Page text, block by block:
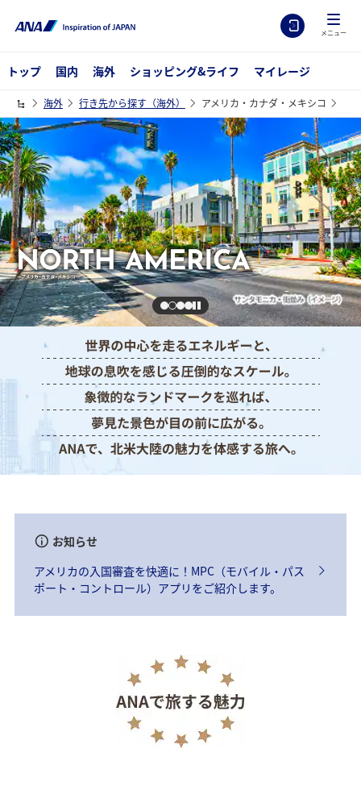
メニュー
トップ 国内 海外 ショッピング&ライフ マイレージ
海外 行き先から探す（海外） アメリカ・カナダ・メキシコ
お知らせ
アメリカの入国審査を快適に！MPC（モバイル・パス
ポート・コントロール）アプリをご紹介します。